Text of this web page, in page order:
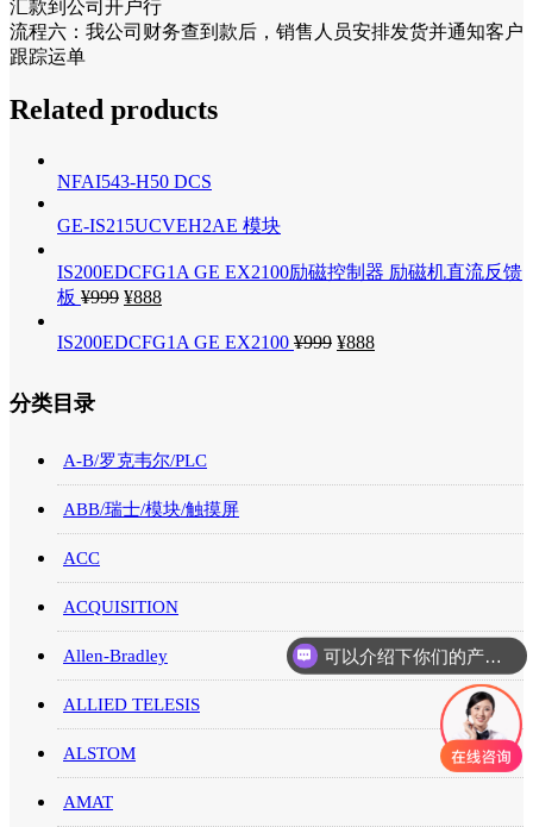
汇款到公司开户行
流程六：我公司财务查到款后，销售人员安排发货并通知客户
跟踪运单
Related products
NFAI543-H50 DCS
GE-IS215UCVEH2AE 模块
IS200EDCFG1A GE EX2100励磁控制器 励磁机直流反馈
板 ¥999 ¥888
IS200EDCFG1A GE EX2100 ¥999 ¥888
分类目录
A-B/罗克韦尔/PLC
ABB/瑞士/模块/触摸屏
ACC
ACQUISITION
Allen-Bradley
ALLIED TELESIS
ALSTOM
AMAT
你们是怎么收费的呢